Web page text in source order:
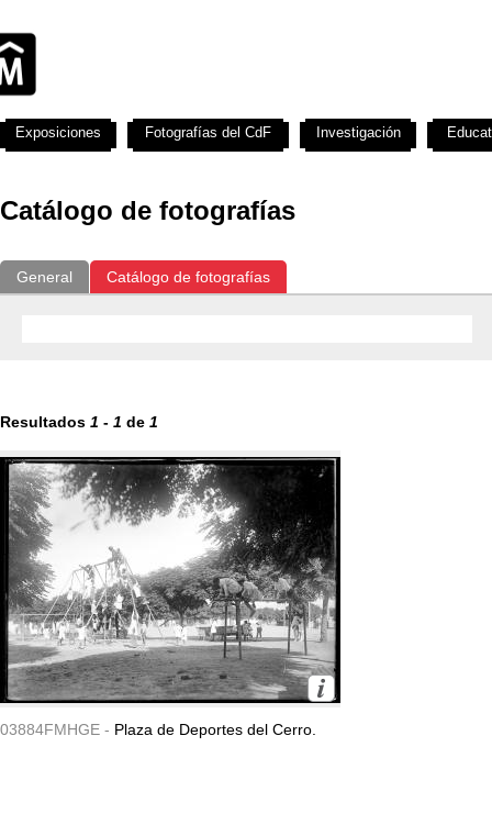
Catálogo de fotografías
General Catálogo de fotografías
Resultados 1 - 1 de 1
03884FMHGE - Plaza de Deportes del Cerro.
Exposiciones Fotografías del CdF Investigación